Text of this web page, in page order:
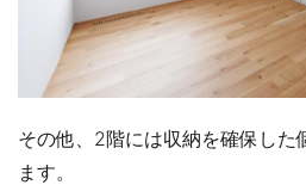
その他、2階には収納を確保した
ます。